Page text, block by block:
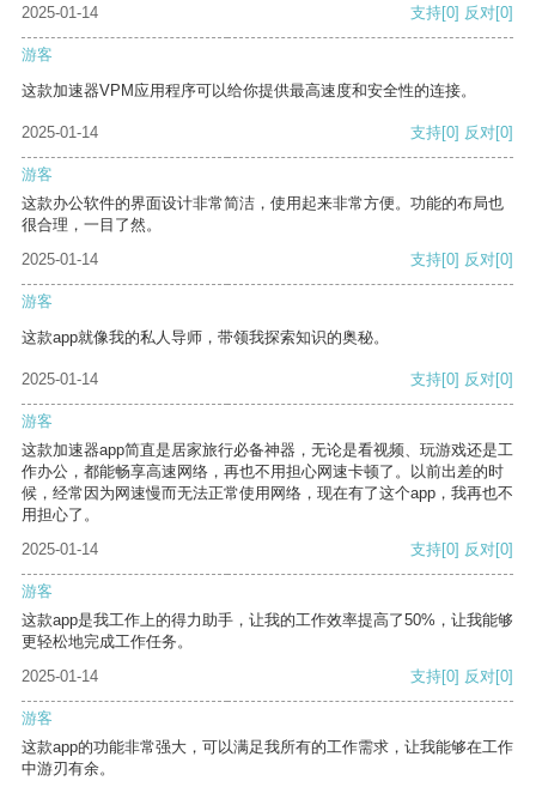
2025-01-14 支持[0] 反对[0]
游客
这款加速器VPM应用程序可以给你提供最高速度和安全性的连接。
2025-01-14 支持[0] 反对[0]
游客
这款办公软件的界面设计非常简洁，使用起来非常方便。功能的布局也
很合理，一目了然。
2025-01-14
支持[0] 反对[0]
游客
这款app就像我的私人导师，带领我探索知识的奥秘。
2025-01-14 支持[0] 反对[0]
游客
这款加速器app简直是居家旅行必备神器，无论是看视频、玩游戏还是工
作办公，都能畅享高速网络，再也不用担心网速卡顿了。以前出差的时
候，经常因为网速慢而无法正常使用网络，现在有了这个app，我再也不
用担心了。
2025-01-14
支持[0] 反对[0]
游客
这款app是我工作上的得力助手，让我的工作效率提高了50%，让我能够
更轻松地完成工作任务。
2025-01-14
支持[0] 反对[0]
游客
这款app的功能非常强大，可以满足我所有的工作需求，让我能够在工作
中游刃有余。